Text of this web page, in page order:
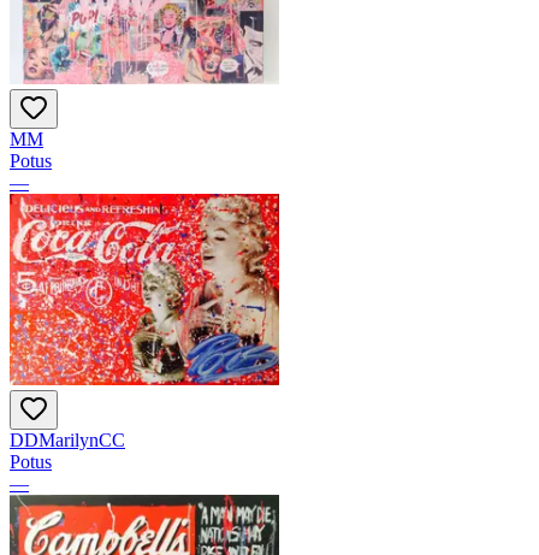
MM
Potus
—
DDMarilynCC
Potus
—